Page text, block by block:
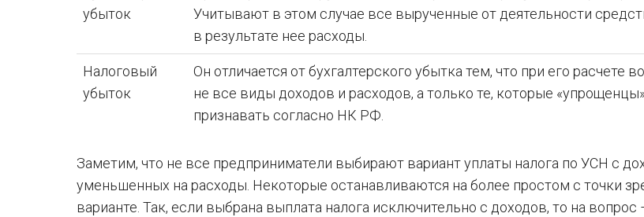
убыток
Учитывают в этом случае все вырученные от деятельности
в результате нее расходы.
Налоговый
убыток
Он отличается от бухгалтерского убытка тем, что при его расчете
не все виды доходов и расходов, а только те, которые
признавать согласно НК РФ.
Заметим, что не все предприниматели выбирают вариант уплаты налога по УСН с
уменьшенных на расходы. Некоторые останавливаются на более простом с точки
варианте. Так, если выбрана выплата налога исключительно с доходов, то на вопрос